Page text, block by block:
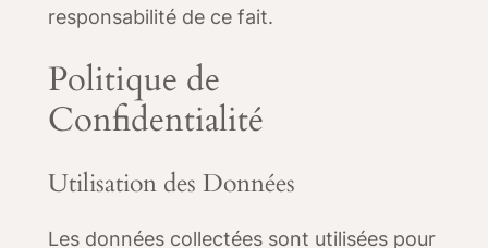
responsabilité de ce fait.
Politique de
Confidentialité
Utilisation des Données
Les données collectées sont utilisées pour